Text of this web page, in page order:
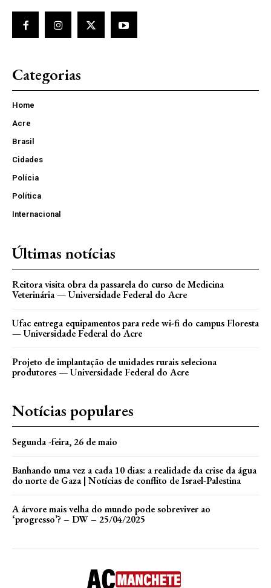
Categorias
Home
Acre
Brasil
Cidades
Polícia
Política
Internacional
Últimas notícias
Reitora visita obra da passarela do curso de Medicina
Veterinária — Universidade Federal do Acre
Ufac entrega equipamentos para rede wi-fi do campus Floresta
— Universidade Federal do Acre
Projeto de implantação de unidades rurais seleciona
produtores — Universidade Federal do Acre
Notícias populares
Segunda -feira, 26 de maio
Banhando uma vez a cada 10 dias: a realidade da crise da água
do norte de Gaza | Notícias de conflito de Israel-Palestina
A árvore mais velha do mundo pode sobreviver ao
‘progresso’? – DW – 25/04/2025